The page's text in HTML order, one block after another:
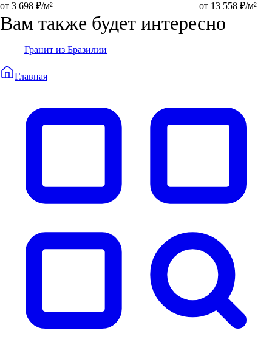
от 3 698 ₽/м²
от 13 558 ₽/м²
Вам также будет интересно
Гранит из Бразилии
Главная